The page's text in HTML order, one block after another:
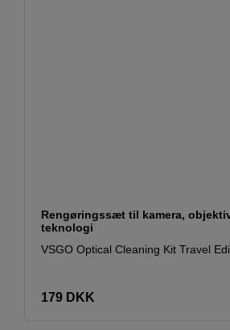
Rengøringssæt til kamera,
teknologi
VSGO Optical Cleaning Kit Travel
179 DKK